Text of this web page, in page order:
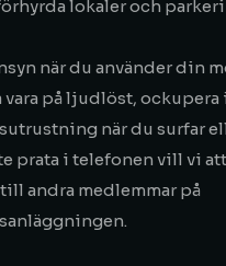
lokaler och
när du använder din
vara på ljudlöst, ockupera
när du surfar
prata i telefonen vill vi
andra medlemmar på